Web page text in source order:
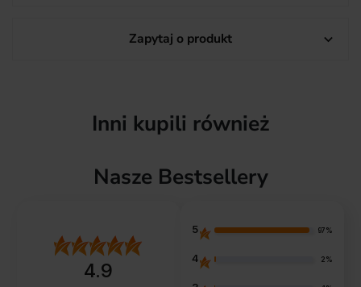
Zapytaj o produkt 
Inni kupili również
Nasze Bestsellery
4.9
5 97%
4 2%